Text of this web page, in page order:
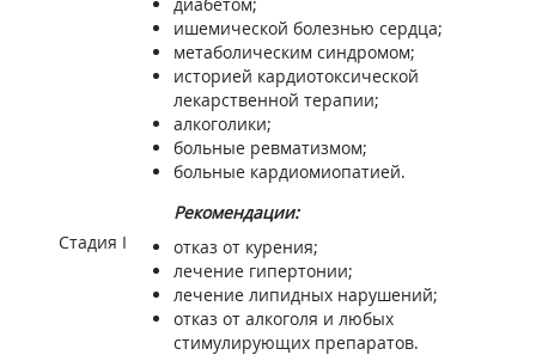
Стадия I
ишемической болезнью сердца;
метаболическим синдромом;
историей кардиотоксической
лекарственной терапии;
алкоголики;
больные ревматизмом;
больные кардиомиопатией.
Рекомендации:
отказ от курения;
лечение гипертонии;
лечение липидных нарушений;
отказ от алкоголя и любых
стимулирующих препаратов.